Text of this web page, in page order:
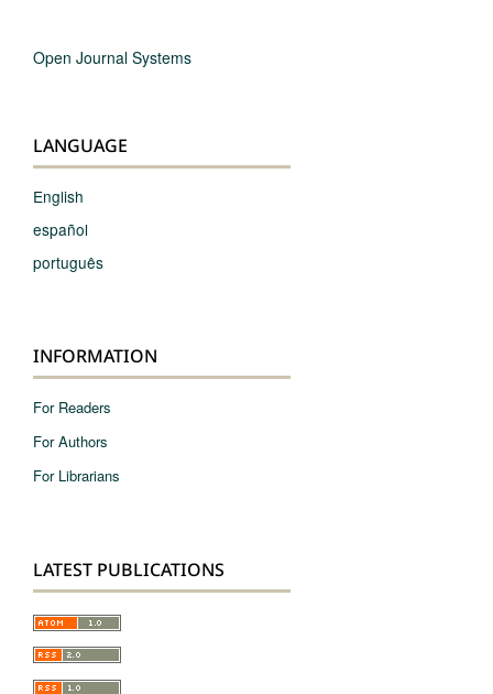
Open Journal Systems
LANGUAGE
English
español
português
INFORMATION
For Readers
For Authors
For Librarians
LATEST PUBLICATIONS